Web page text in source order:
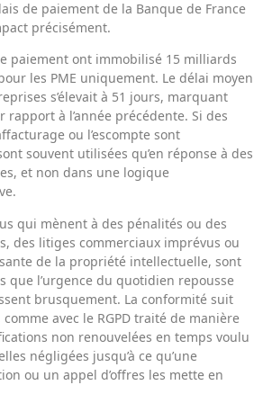
de paiement de la Banque de France
précisément.
paiement ont immobilisé 15 milliards
les PME uniquement. Le délai moyen
s’élevait à 51 jours, marquant
à l’année précédente. Si des
ou l’escompte sont
souvent utilisées qu’en réponse à des
et non dans une logique
qui mènent à des pénalités ou des
des litiges commerciaux imprévus ou
de la propriété intellectuelle, sont
que l’urgence du quotidien repousse
brusquement. La conformité suit
avec le RGPD traité de manière
non renouvelées en temps voulu
négligées jusqu’à ce qu’une
ou un appel d’offres les mette en